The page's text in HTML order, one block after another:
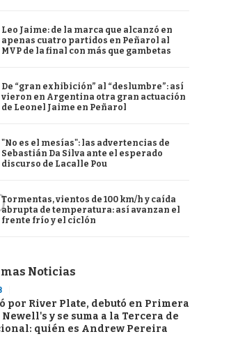
Leo Jaime: de la marca que alcanzó en
apenas cuatro partidos en Peñarol al
MVP de la final con más que gambetas
De “gran exhibición” al “deslumbre”: así
vieron en Argentina otra gran actuación
de Leonel Jaime en Peñarol
"No es el mesías": las advertencias de
Sebastián Da Silva ante el esperado
discurso de Lacalle Pou
Tormentas, vientos de 100 km/h y caída
abrupta de temperatura: así avanzan el
frente frío y el ciclón
Noticias
por River Plate, debutó en Primera
Newell's y se suma a la Tercera de
quién es Andrew Pereira